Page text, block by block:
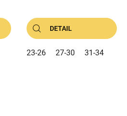
DETAIL
23-26 27-30 31-34